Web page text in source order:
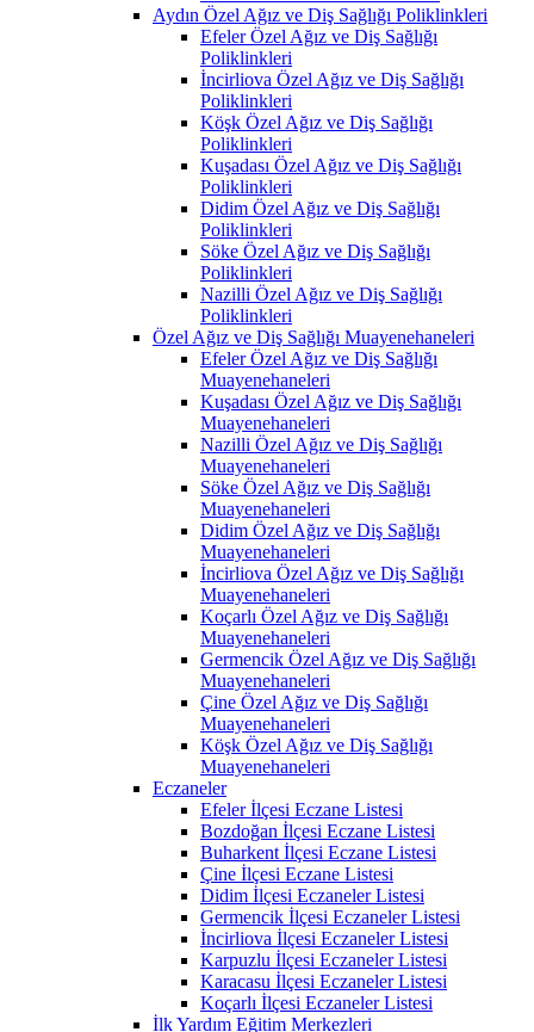
Aydın Özel Ağız ve Diş Sağlığı Poliklinkleri
Efeler Özel Ağız ve Diş Sağlığı
Poliklinkleri
İncirliova Özel Ağız ve Diş Sağlığı
Poliklinkleri
Köşk Özel Ağız ve Diş Sağlığı
Poliklinkleri
Kuşadası Özel Ağız ve Diş Sağlığı
Poliklinkleri
Didim Özel Ağız ve Diş Sağlığı
Poliklinkleri
Söke Özel Ağız ve Diş Sağlığı
Poliklinkleri
Nazilli Özel Ağız ve Diş Sağlığı
Poliklinkleri
Özel Ağız ve Diş Sağlığı Muayenehaneleri
Efeler Özel Ağız ve Diş Sağlığı
Muayenehaneleri
Kuşadası Özel Ağız ve Diş Sağlığı
Muayenehaneleri
Nazilli Özel Ağız ve Diş Sağlığı
Muayenehaneleri
Söke Özel Ağız ve Diş Sağlığı
Muayenehaneleri
Didim Özel Ağız ve Diş Sağlığı
Muayenehaneleri
İncirliova Özel Ağız ve Diş Sağlığı
Muayenehaneleri
Koçarlı Özel Ağız ve Diş Sağlığı
Muayenehaneleri
Germencik Özel Ağız ve Diş Sağlığı
Muayenehaneleri
Çine Özel Ağız ve Diş Sağlığı
Muayenehaneleri
Köşk Özel Ağız ve Diş Sağlığı
Muayenehaneleri
Eczaneler
Efeler İlçesi Eczane Listesi
Bozdoğan İlçesi Eczane Listesi
Buharkent İlçesi Eczane Listesi
Çine İlçesi Eczane Listesi
Didim İlçesi Eczaneler Listesi
Germencik İlçesi Eczaneler Listesi
İncirliova İlçesi Eczaneler Listesi
Karpuzlu İlçesi Eczaneler Listesi
Karacasu İlçesi Eczaneler Listesi
Koçarlı İlçesi Eczaneler Listesi
İlk Yardım Eğitim Merkezleri